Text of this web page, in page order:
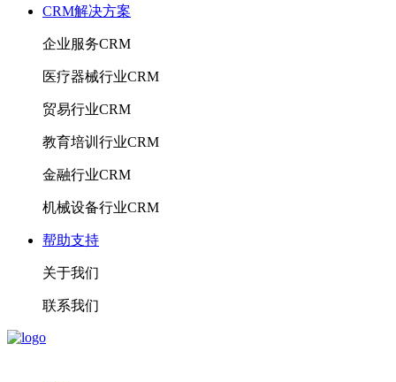
CRM解决方案
企业服务CRM
医疗器械行业CRM
贸易行业CRM
教育培训行业CRM
金融行业CRM
机械设备行业CRM
帮助支持
关于我们
联系我们